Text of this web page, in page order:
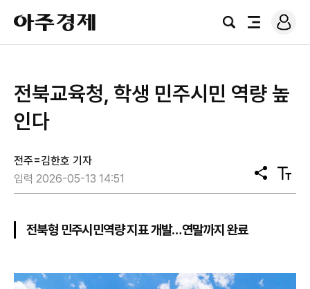
아
주
경
검
전
로
그
전북교육청, 학생 민주시민 역량 높
인다
전주=김한호 기자
입력 2026-05-13 14:51
공
유
텍
스
전북형 민주시민역량 지표 개발…연말까지 완료